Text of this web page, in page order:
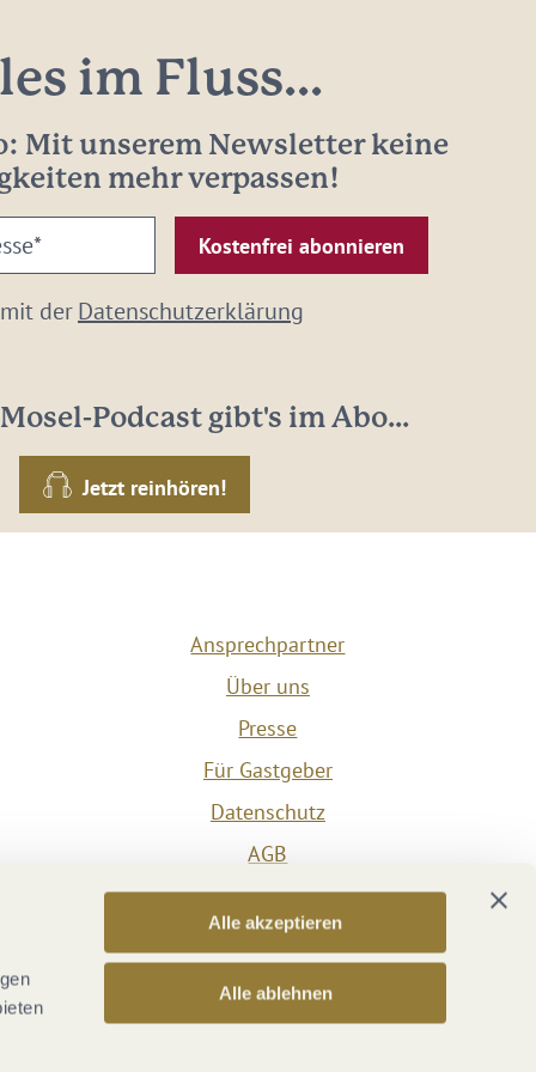
Alle akzeptieren
Alle ablehnen
im Fluss...
Mit unserem Newsletter keine
mehr verpassen!
derDatenschutzerklärung
Podcast gibt's im Abo...
Jetzt reinhören!
Ansprechpartner
Über uns
Presse
Für Gastgeber
Datenschutz
AGB
Impressum
Barrierefreiheit
Vertrag widerrufen
Versicherungsvertrag widerrufen